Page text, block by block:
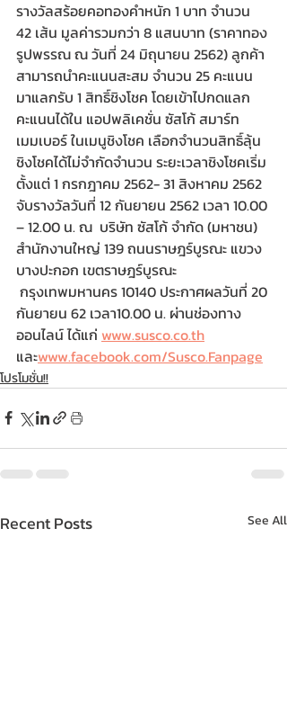
รางวัลสร้อยคอทองคำหนัก 1 บาท จำนวน
42 เส้น มูลค่ารวมกว่า 8 แสนบาท (ราคาทอง
รูปพรรณ ณ วันที่ 24 มิถุนายน 2562) ลูกค้า
สามารถนำคะแนนสะสม จำนวน 25 คะแนน
มาแลกรับ 1 สิทธิ์ชิงโชค โดยเข้าไปกดแลก
คะแนนได้ใน แอปพลิเคชั่น ซัสโก้ สมาร์ท
เมมเบอร์ ในเมนูชิงโชค เลือกจำนวนสิทธิ์ลุ้น
ชิงโชคได้ไม่จำกัดจำนวน ระยะเวลาชิงโชคเริ่ม
ตั้งแต่ 1 กรกฎาคม 2562- 31 สิงหาคม 2562
จับรางวัลวันที่ 12 กันยายน 2562 เวลา 10.00
– 12.00 น. ณ  บริษัท ซัสโก้ จำกัด (มหาชน)
สำนักงานใหญ่ 139 ถนนราษฎร์บูรณะ แขวง
บางปะกอก เขตราษฎร์บูรณะ
กรุงเทพมหานคร 10140 ประกาศผลวันที่ 20
กันยายน 62 เวลา10.00 น. ผ่านช่องทาง
ออนไลน์ ได้แก่ www.susco.co.th
และwww.facebook.com/Susco.Fanpage
โปรโมชั่น!!
Recent Posts See All